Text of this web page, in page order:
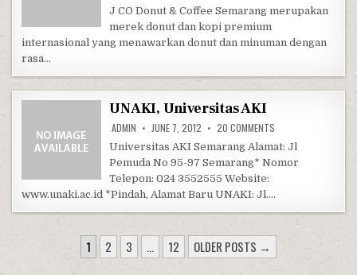
J CO Donut & Coffee Semarang merupakan
merek donut dan kopi premium
internasional yang menawarkan donut dan minuman dengan
rasa…
UNAKI, Universitas AKI
ADMIN JUNE 7, 2012 20 COMMENTS ON UNAKI,
Universitas AKI Semarang Alamat: Jl
Pemuda No 95-97 Semarang* Nomor
Telepon: 024 3552555 Website:
www.unaki.ac.id *Pindah, Alamat Baru UNAKI: Jl….
POSTS PAGINATION
1 2 3 … 12 OLDER POSTS →